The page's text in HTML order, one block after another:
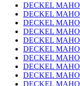
DECKEL MAHO
DECKEL MAHO
DECKEL MAHO
DECKEL MAHO
DECKEL MAHO
DECKEL
DECKEL MAHO
DECKEL MAHO
DECKEL MAHO
DECKEL MAHO